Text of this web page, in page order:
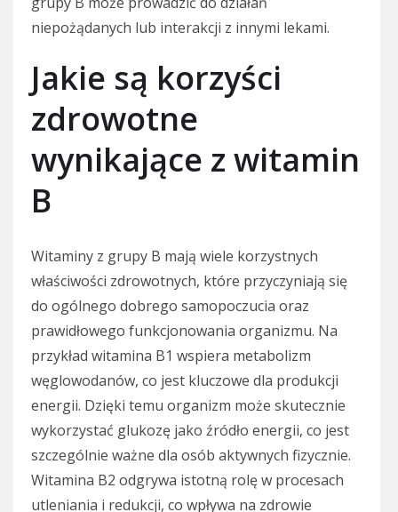
niepożądanych lub interakcji z innymi lekami.
Jakie są korzyści
zdrowotne
wynikające z witamin
B
Witaminy z grupy B mają wiele korzystnych
właściwości zdrowotnych, które przyczyniają się
do ogólnego dobrego samopoczucia oraz
prawidłowego funkcjonowania organizmu. Na
przykład witamina B1 wspiera metabolizm
węglowodanów, co jest kluczowe dla produkcji
energii. Dzięki temu organizm może skutecznie
wykorzystać glukozę jako źródło energii, co jest
szczególnie ważne dla osób aktywnych fizycznie.
Witamina B2 odgrywa istotną rolę w procesach
utleniania i redukcji, co wpływa na zdrowie